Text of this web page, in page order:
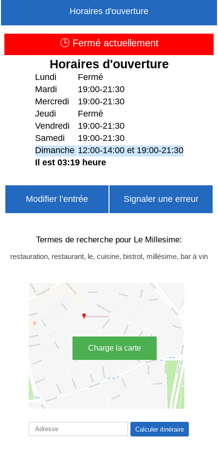
Horaires d'ouverture
🕒 Fermé actuellement
Horaires d'ouverture
Lundi
Fermé
Mardi
19:00-21:30
Mercredi
19:00-21:30
Jeudi
Fermé
Vendredi
19:00-21:30
Samedi
19:00-21:30
Dimanche 12:00-14:00 et 19:00-21:30
Il est 03:19 heure
Modifier l’entrée Signaler une erreur
Termes de recherche pour Le Millesime:
restauration, restaurant, le, cuisine, bistrot, millésime, bar à vin
Charge la carte